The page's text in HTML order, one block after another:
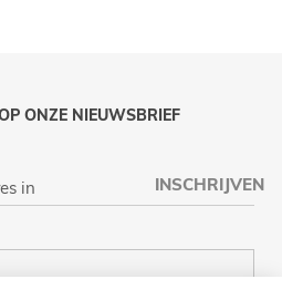
ONZE NIEUWSBRIEF
INSCHRIJVEN